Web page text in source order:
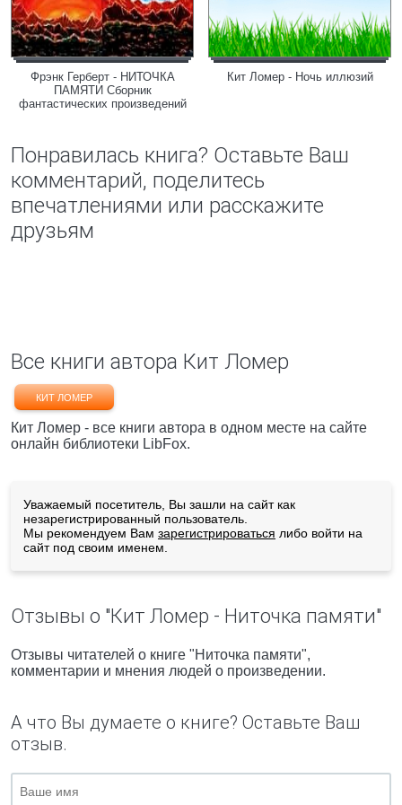
Фрэнк Герберт - НИТОЧКА
ПАМЯТИ Сборник
фантастических произведений
Кит Ломер - Ночь иллюзий
Понравилась книга? Оставьте Ваш
комментарий, поделитесь
впечатлениями или расскажите
друзьям
Все книги автора Кит Ломер
КИТ ЛОМЕР
Кит Ломер - все книги автора в одном месте на сайте
онлайн библиотеки LibFox.
Уважаемый посетитель, Вы зашли на сайт как
незарегистрированный пользователь.
Мы рекомендуем Вам зарегистрироваться либо войти на
сайт под своим именем.
Отзывы о "Кит Ломер - Ниточка памяти"
Отзывы читателей о книге "Ниточка памяти",
комментарии и мнения людей о произведении.
А что Вы думаете о книге? Оставьте Ваш
отзыв.